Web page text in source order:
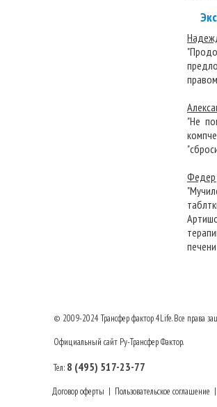
"Не
Федер
© 2009-2024Трансфер фактор4Life. Все права
Официальный сайт Ру-Трансфер Фактор.
Тел: 8 (495) 517-23-77
Договор оферты | Пользовательское соглашение |